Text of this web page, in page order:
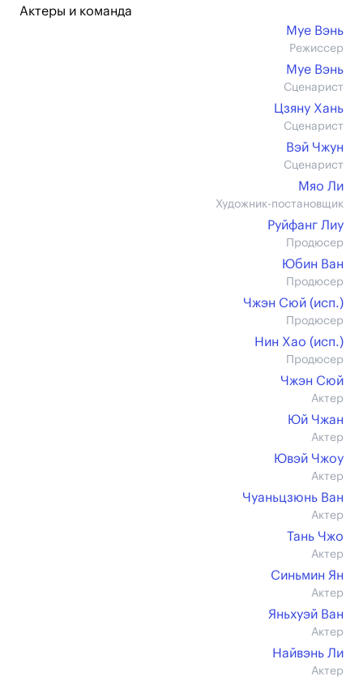
Актеры и команда
Муе Вэнь
Режиссер
Муе Вэнь
Сценарист
Цзяну Хань
Сценарист
Вэй Чжун
Сценарист
Мяо Ли
Художник-постановщик
Руйфанг Лиу
Продюсер
Юбин Ван
Продюсер
Чжэн Сюй (иcп.)
Продюсер
Нин Хао (иcп.)
Продюсер
Чжэн Сюй
Актер
Юй Чжан
Актер
Ювэй Чжоу
Актер
Чуаньцзюнь Ван
Актер
Тань Чжо
Актер
Синьмин Ян
Актер
Яньхуэй Ван
Актер
Найвэнь Ли
Актер